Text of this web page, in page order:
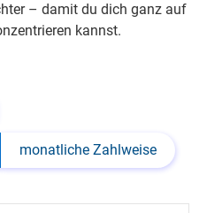
– damit du dich ganz auf
kannst.
monatliche Zahlweise